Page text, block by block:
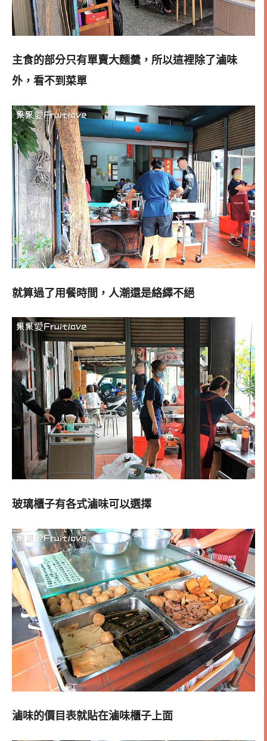
主食的部分只有單賣大麵羹， 所以這裡除了滷味
外，看不到菜單
就算過了用餐時間，人潮還是絡繹不絕
玻璃櫃子有各式滷味可以選擇
滷味的價目表就貼在滷味櫃子上面